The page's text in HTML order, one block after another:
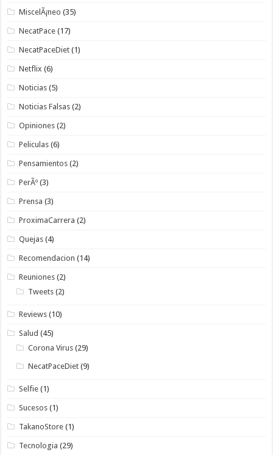
MiscelÃ¡neo (35)
NecatPace (17)
NecatPaceDiet (1)
Netflix (6)
Noticias (5)
Noticias Falsas (2)
Opiniones (2)
Peliculas (6)
Pensamientos (2)
PerÃº (3)
Prensa (3)
ProximaCarrera (2)
Quejas (4)
Recomendacion (14)
Reuniones (2)
Tweets (2)
Reviews (10)
Salud (45)
Corona Virus (29)
NecatPaceDiet (9)
Selfie (1)
Sucesos (1)
TakanoStore (1)
Tecnologia (29)